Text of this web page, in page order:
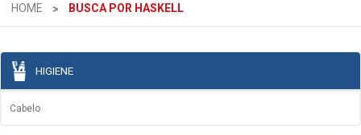
HOME BUSCA POR HASKELL
HIGIENE
Cabelo